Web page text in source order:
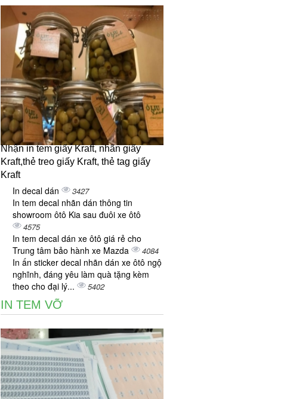
Nhận in tem giấy Kraft, nhãn giấy
Kraft,thẻ treo giấy Kraft, thẻ tag giấy
Kraft
In decal dán 3427
In tem decal nhãn dán thông tin
showroom ôtô Kia sau đuôi xe ôtô
4575
In tem decal dán xe ôtô giá rẻ cho
Trung tâm bảo hành xe Mazda
4084
In ấn sticker decal nhãn dán xe ôtô ngộ
nghĩnh, đáng yêu làm quà tặng kèm
theo cho đại lý...
5402
IN TEM VỠ